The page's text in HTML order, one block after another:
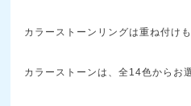
カラーストーンリングは重ね付け
カラーストーンは、全14色からお